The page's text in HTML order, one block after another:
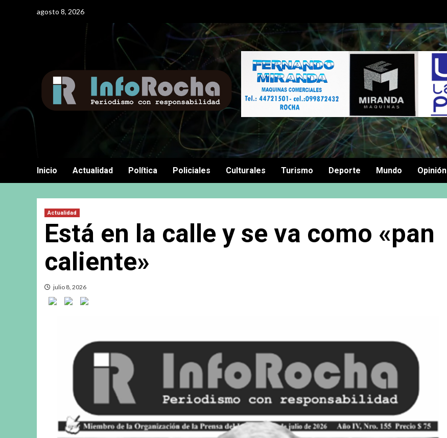
agosto 8, 2026
Inicio Actualidad Política Policiales Culturales Turismo Deporte Mundo Opinión
Actualidad
Está en la calle y se va como «pan
caliente»
julio 8, 2026